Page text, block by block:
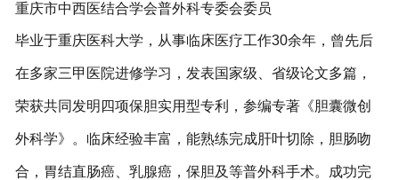
重庆市中西医结合学会普外科专委会委员
毕业于重庆医科大学，从事临床医疗工作30余年，曾先后
在多家三甲医院进修学习，发表国家级、省级论文多篇，
荣获共同发明四项保胆实用型专利，参编专著《胆囊微创
外科学》。临床经验丰富，能熟练完成肝叶切除，胆肠吻
合，胃结直肠癌、乳腺癌，保胆及等普外科手术。成功完